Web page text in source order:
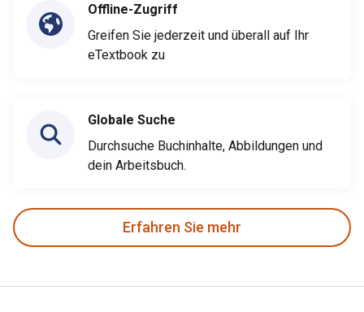
Offline-Zugriff
Greifen Sie jederzeit und überall auf Ihr
eTextbook zu
Globale Suche
Durchsuche Buchinhalte, Abbildungen und
dein Arbeitsbuch.
Erfahren Sie mehr